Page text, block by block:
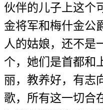
伙伴的儿子上这个
金将军和梅什金公
人的姑娘，还不是
个，她们是首都和
丽，教养好，有
歌，所有这一切合